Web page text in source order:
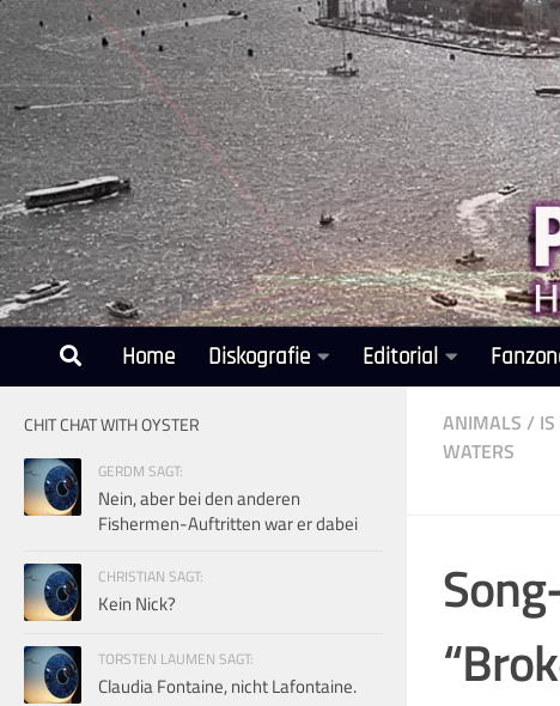
Unter dem Inhalt
Home Diskografie Editorial
ANIMALS /
WATERS
CHIT CHAT WITH OYSTER
GERDM SAGT:
Nein, aber bei den anderen
Fishermen-Auftritten war er dabei
CHRISTIAN SAGT:
Kein Nick?
TORSTEN LAUMEN SAGT:
Claudia Fontaine, nicht Lafontaine.